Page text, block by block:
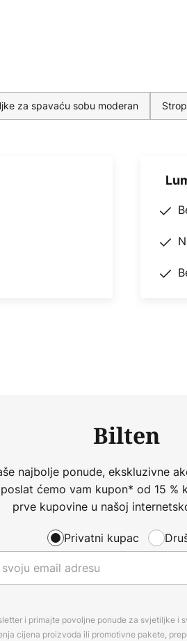
za spavaću sobu moderan
Bilten
najbolje ponude, ekskluzivne
ćemo vam kupon* od 15
prve kupovine u našoj
Privatni kupac
i primajte povoljne ponude za svjetiljke i
cijena proizvoda ili promotivne pakete,